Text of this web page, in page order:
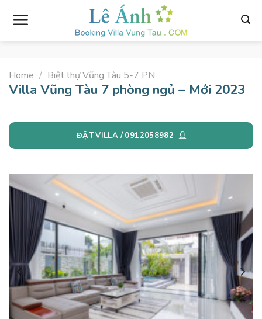
Home / Biệt thự Vũng Tàu 5-7 PN
Villa Vũng Tàu 7 phòng ngủ – Mới 2023
ĐẶT VILLA / 0912058982